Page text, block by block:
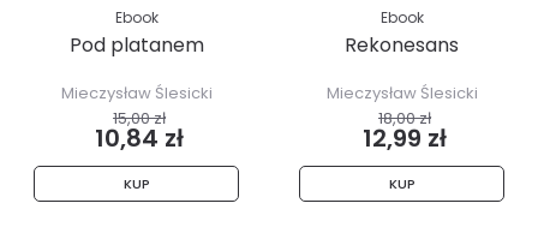
Ebook
Pod platanem
Mieczysław Ślesicki
15,00 zł
10,84 zł
KUP
Ebook
Rekonesans
Mieczysław Ślesicki
18,00 zł
12,99 zł
KUP